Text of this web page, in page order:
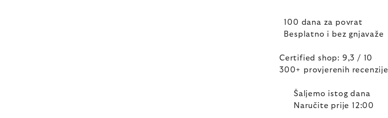
100 dana za povrat
Besplatno i bez gnjavaže
Certified shop: 9,3 / 10
300+ provjerenih recenzije
Šaljemo istog dana
Naručite prije 12:00